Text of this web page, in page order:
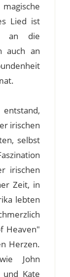
Lied ist
an die
auch an
irischen
selbst
irischen
Zeit, in
lebten
Heaven"
Herzen.
John
und Kate